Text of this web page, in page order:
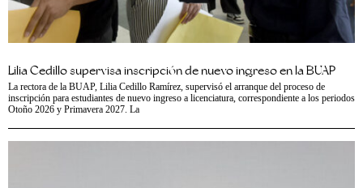
Lilia Cedillo supervisa inscripción de nuevo ingreso en la BUAP
La rectora de la BUAP, Lilia Cedillo Ramírez, supervisó el arranque del proceso de
inscripción para estudiantes de nuevo ingreso a licenciatura, correspondiente a los periodos
Otoño 2026 y Primavera 2027. La